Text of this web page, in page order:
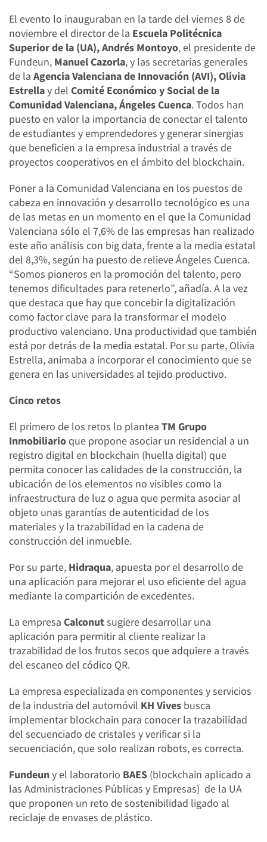
El evento lo inauguraban en la tarde del viernes 8 de
noviembre el director de la Escuela Politécnica
Superior de la (UA), Andrés Montoyo, el presidente de
Fundeun, Manuel Cazorla, y las secretarias generales
de la Agencia Valenciana de Innovación (AVI), Olivia
Estrellay del Comité Económico y Social de la
Comunidad Valenciana, Ángeles Cuenca. Todos han
puesto en valor la importancia de conectar el talento
de estudiantes y emprendedores y generar sinergias
que beneficien a la empresa industrial a través de
proyectos cooperativos en el ámbito del blockchain.
Poner a la Comunidad Valenciana en los puestos de
cabeza en innovación y desarrollo tecnológico es una
de las metas en un momento en el que la Comunidad
Valenciana sólo el 7,6% de las empresas han realizado
este año análisis con big data, frente a la media estatal
del 8,3%, según ha puesto de relieve Ángeles Cuenca.
“Somos pioneros en la promoción del talento, pero
tenemos dificultades para retenerlo”, añadía. A la vez
que destaca que hay que concebir la digitalización
como factor clave para la transformar el modelo
productivo valenciano. Una productividad que también
está por detrás de la media estatal. Por su parte, Olivia
Estrella, animaba a incorporar el conocimiento que se
genera en las universidades al tejido productivo.
Cinco retos
El primero de los retos lo plantea TM Grupo
Inmobiliarioque propone asociar un residencial a un
registro digital en blockchain (huella digital) que
permita conocer las calidades de la construcción, la
ubicación de los elementos no visibles como la
infraestructura de luz o agua que permita asociar al
objeto unas garantías de autenticidad de los
materiales y la trazabilidad en la cadena de
construcción del inmueble.
Por su parte, Hidraqua, apuesta por el desarrollo de
una aplicación para mejorar el uso eficiente del agua
mediante la compartición de excedentes.
La empresa Calconutsugiere desarrollar una
aplicación para permitir al cliente realizar la
trazabilidad de los frutos secos que adquiere a través
del escaneo del códico QR.
La empresa especializada en componentes y servicios
de la industria del automóvil KH Vives busca
implementar blockchain para conocer la trazabilidad
del secuenciado de cristales y verificar si la
secuenciación, que solo realizan robots, es correcta.
Fundeuny el laboratorio BAES (blockchain aplicado a
las Administraciones Públicas y Empresas) de la UA
que proponen un reto de sostenibilidad ligado al
reciclaje de envases de plástico.